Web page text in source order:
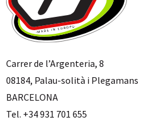
Carrer de l’Argenteria, 8
08184, Palau-solità i Plegamans
BARCELONA
Tel. +34 931 701 655